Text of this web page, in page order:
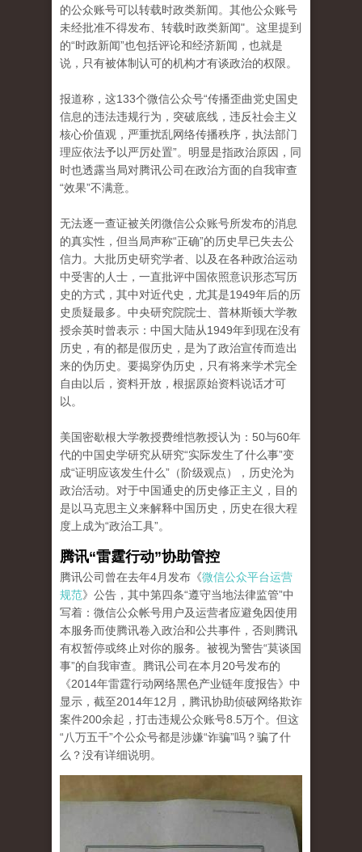
的公众账号可以转载时政类新闻。其他公众账号
未经批准不得发布、转载时政类新闻"。这里提到
的“时政新闻”也包括评论和经济新闻，也就是
说，只有被体制认可的机构才有谈政治的权限。
报道称，这133个微信公众号“传播歪曲党史国史
信息的违法违规行为，突破底线，违反社会主义
核心价值观，严重扰乱网络传播秩序，执法部门
理应依法予以严厉处置”。明显是指政治原因，同
时也透露当局对腾讯公司在政治方面的自我审查
“效果”不满意。
无法逐一查证被关闭微信公众账号所发布的消息
的真实性，但当局声称“正确”的历史早已失去公
信力。大批历史研究学者、以及在各种政治运动
中受害的人士，一直批评中国依照意识形态写历
史的方式，其中对近代史，尤其是1949年后的历
史质疑最多。中央研究院院士、普林斯顿大学教
授余英时曾表示：中国大陆从1949年到现在没有
历史，有的都是假历史，是为了政治宣传而造出
来的伪历史。要揭穿伪历史，只有将来学术完全
自由以后，资料开放，根据原始资料说话才可
以。
美国密歇根大学教授费维恺教授认为：50与60年
代的中国史学研究从研究“实际发生了什么事”变
成“证明应该发生什么”（阶级观点），历史沦为
政治活动。对于中国通史的历史修正主义，目的
是以马克思主义来解释中国历史，历史在很大程
度上成为“政治工具”。
腾讯“雷霆行动”协助管控
腾讯公司曾在去年4月发布《微信公众平台运营
规范》公告，其中第四条“遵守当地法律监管”中
写着：微信公众帐号用户及运营者应避免因使用
本服务而使腾讯卷入政治和公共事件，否则腾讯
有权暂停或终止对你的服务。被视为警告“莫谈国
事”的自我审查。腾讯公司在本月20号发布的
《2014年雷霆行动网络黑色产业链年度报告》中
显示，截至2014年12月，腾讯协助侦破网络欺诈
案件200余起，打击违规公众账号8.5万个。但这
“八万五千”个公众号都是涉嫌“诈骗”吗？骗了什
么？没有详细说明。